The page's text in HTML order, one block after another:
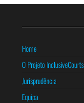
Home
O Projeto InclusiveCourts
Jurisprudência
Equipa